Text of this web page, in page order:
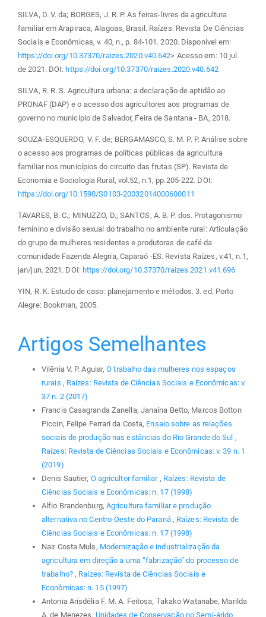
SILVA, D. V. da; BORGES, J. R. P. As feiras-livres da agricultura
familiar em Arapiraca, Alagoas, Brasil. Raízes: Revista De Ciências
Sociais e Econômicas, v. 40, n., p. 84-101. 2020. Disponível em:
https://doi.org/10.37370/raizes.2020.v40.642> Acesso em: 10 jul.
de 2021. DOI: https://doi.org/10.37370/raizes.2020.v40.642
SILVA, R. R. S. Agricultura urbana: a declaração de aptidão ao
PRONAF (DAP) e o acesso dos agricultores aos programas de
governo no município de Salvador, Feira de Santana - BA, 2018.
SOUZA-ESQUERDO, V. F. de; BERGAMASCO, S. M. P. P. Análise sobre
o acesso aos programas de políticas públicas da agricultura
familiar nos municípios do circuito das frutas (SP). Revista de
Economia e Sociologia Rural, vol.52, n.1, pp.205-222. DOI:
https://doi.org/10.1590/S0103-20032014000600011
TAVARES, B. C.; MINUZZO, D.; SANTOS, A. B. P. dos. Protagonismo
feminino e divisão sexual do trabalho no ambiente rural: Articulação
do grupo de mulheres residentes e produtoras de café da
comunidade Fazenda Alegria, Caparaó -ES. Revista Raízes, v.41, n.1,
jan/jun. 2021. DOI: https://doi.org/10.37370/raizes.2021.v41.696
YIN, R. K. Estudo de caso: planejamento e métodos. 3. ed. Porto
Alegre: Bookman, 2005.
Artigos Semelhantes
Vilênia V. P. Aguiar,O trabalho das mulheres nos espaços
rurais , Raízes: Revista de Ciências Sociais e Econômicas: v.
37 n. 2 (2017)
Francis Casagranda Zanella, Janaína Betto, Marcos Botton
Piccin, Felipe Ferrari da Costa, Ensaio sobre as relações
sociais de produção nas estâncias do Rio Grande do Sul ,
Raízes: Revista de Ciências Sociais e Econômicas: v. 39 n. 1
(2019)
Denis Sautier, O agricultor familiar , Raízes: Revista de
Ciências Sociais e Econômicas: n. 17 (1998)
Alfio Brandenburg, Agricultura familiar e produção
alternativa no Centro-Oeste do Paraná , Raízes: Revista de
Ciências Sociais e Econômicas: n. 17 (1998)
Nair Costa Muls, Modernização e industrialização da
agricultura em direção a uma “fabrização” do processo de
trabalho? , Raízes: Revista de Ciências Sociais e
Econômicas: n. 15 (1997)
Antonia Arisdélia F. M. A. Feitosa, Takako Watanabe, Marilda
A. de Menezes, Unidades de Conservação no Semi-árido